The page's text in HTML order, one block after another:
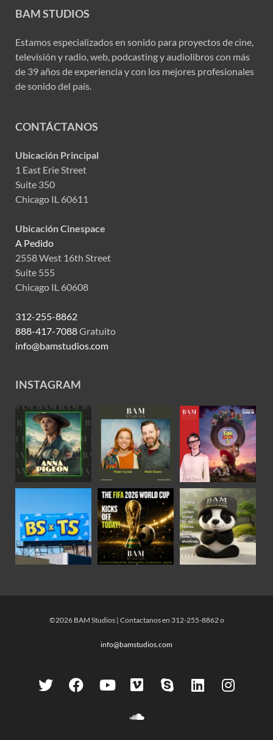
BAM STUDIOS
Estamos especializados en sonido para proyectos de cine,
televisión y radio, web, podcasting y audiolibros con más
de 39 años de experiencia y con los mejores profesionales
de sonido del país.
CONTÁCTANOS
Ubicación Principal
1 East Erie Street
Suite 350
Chicago IL 60611
Ubicación Cinespace
A Pedido
2558 West 16th Street
Suite 555
Chicago IL 60608
312-255-8862
888-417-7088Gratuito
info@bamstudios.com
INSTAGRAM
©2026 BAM Studios | Contactanos en 312-255-8862 o
info@bamstudios.com